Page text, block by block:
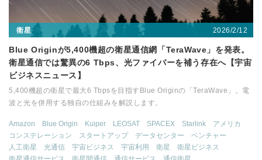
衛星 2026/2/12
Blue Originが5,400機超の衛星通信網「TeraWave」を発表。
衛星通信では驚異の6 Tbps、光ファイバーを補う存在へ【宇宙
ビジネスニュース】
5,400機超の衛星で最大6 Tbpsを目指すBlue Originの「TeraWave」。電
波と光を併用する独自の仕組みを解説します。
Amazon Blue Origin Kuiper LEOSAT SPACEX Starlink
アメリカ
コンステレーション
スタートアップ データセンター
ベンチャー
人工衛星
光通信 宇宙ビジネス 宇宙利用 衛星
衛星ビジネス